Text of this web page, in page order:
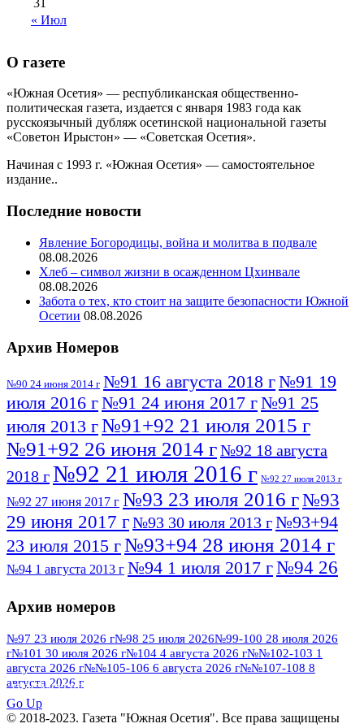
31
« Июл
О газете
«Южная Осетия» — республиканская общественно-
политическая газета, издается с января 1983 года как
русскоязычный дубляж осетинской национальной газеты
«Советон Ирыстон» — «Советская Осетия».
Начиная с 1993 г. «Южная Осетия» — самостоятельное
издание..
Последние новости
Явление Богородицы, война и молитва в подвале
08.08.2026
Хлеб – символ жизни в осажденном Цхинвале
08.08.2026
Забота о тех, кто стоит на защите безопасности Южной
Осетии 08.08.2026
Архив Номеров
№90 24 июня 2014 г №91 16 августа 2018 г№91 19
июля 2016 г№91 24 июня 2017 г№91 25
июля 2013 г№91+92 21 июля 2015 г
№91+92 26 июня 2014 г№92 18 августа
2018 г№92 21 июля 2016 г №92 27 июля 2013 г
№92 27 июня 2017 г №93 23 июля 2016 г№93
29 июня 2017 г№93 30 июля 2013 г№93+94
23 июля 2015 г№93+94 28 июня 2014 г
№94 1 августа 2013 г №94 1 июля 2017 г№94 26
№95 7 августа 2012 г
№95 28 июля 2016 г №95+96 3 августа
2013 г№96 6 июля 2017 г№96 9 августа
2012 г №96 28 июля 2015 г
№96+97 30 июля 2016 г
Архив номеров
№97 23 июля 2026 г№98 25 июля 2026№99-100 28 июля 2026
г№101 30 июля 2026 г№104 4 августа 2026 г№№102-103 1
августа 2026 г№№105-106 6 августа 2026 г№№107-108 8
августа 2026 г
ПОСМОТРЕТЬ ВСЕ
Go Up
© 2018-2023. Газета "Южная Осетия". Все права защищены